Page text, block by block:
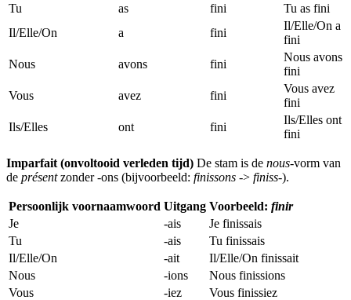
Tu
as fini
Tu as fini
Il/Elle/On
a fini
Il/Elle/On a
fini
Nous
avons fini
Nous avons
fini
Vous
avez fini
Vous avez
fini
Ils/Elles
ont fini
Ils/Elles ont
fini
Imparfait (onvoltooid verleden tijd) De stam is de nous-vorm van
de présentzonder -ons (bijvoorbeeld: finissons -> finiss-).
Persoonlijk voornaamwoord Uitgang Voorbeeld: finir
Je
-ais
Je finissais
Tu
-ais
Tu finissais
Il/Elle/On
-ait
Il/Elle/On finissait
Nous
-ions
Nous finissions
Vous
-iez
Vous finissiez